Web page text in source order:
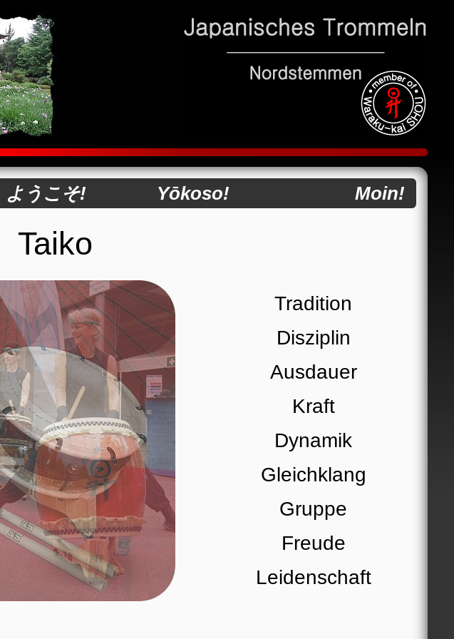
ようこそ! Yōkoso! Moin!
Taiko
Tradition
Disziplin
Ausdauer
Kraft
Dynamik
Gleichklang
Gruppe
Freude
Leidenschaft